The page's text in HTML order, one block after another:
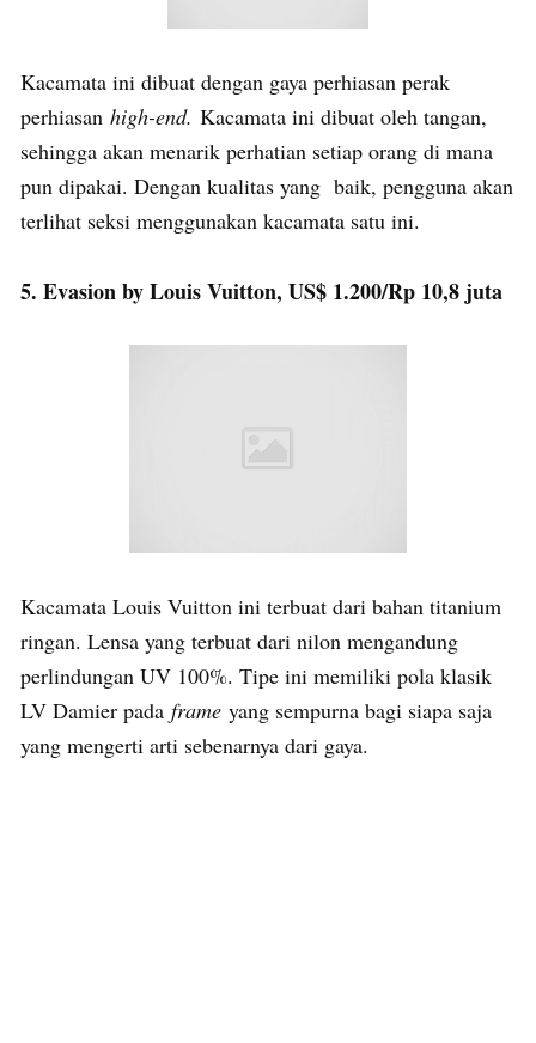
Kacamata ini dibuat dengan gaya perhiasan perak
perhiasan high-end. Kacamata ini dibuat oleh tangan,
sehingga akan menarik perhatian setiap orang di mana
pun dipakai. Dengan kualitas yang baik, pengguna akan
terlihat seksi menggunakan kacamata satu ini.
5. Evasion by Louis Vuitton, US$ 1.200/Rp 10,8 juta
Kacamata Louis Vuitton ini terbuat dari bahan titanium
ringan. Lensa yang terbuat dari nilon mengandung
perlindungan UV 100%. Tipe ini memiliki pola klasik
LV Damier pada frame yang sempurna bagi siapa saja
yang mengerti arti sebenarnya dari gaya.